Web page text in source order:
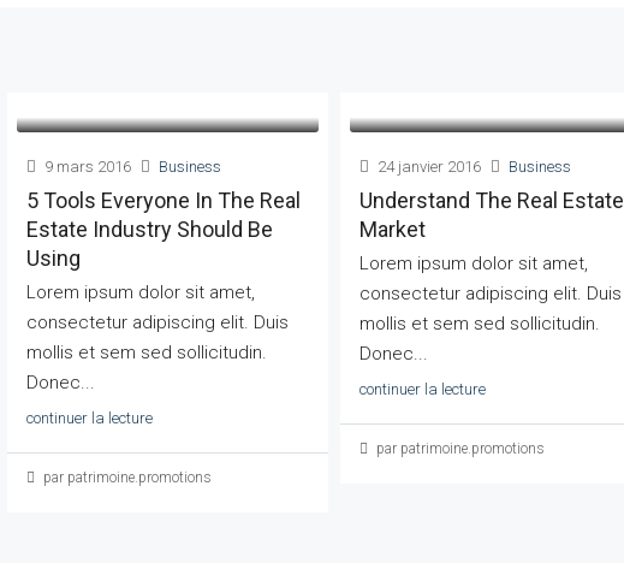
9 mars 2016 Business
5 Tools Everyone In The Real
Estate Industry Should Be
Using
Lorem ipsum dolor sit amet,
consectetur adipiscing elit. Duis
mollis et sem sed sollicitudin.
Donec...
continuer la lecture
par patrimoine.promotions
24 janvier 2016 Business
Understand The Real Estate
Market
Lorem ipsum dolor sit amet,
consectetur adipiscing elit. Duis
mollis et sem sed sollicitudin.
Donec...
continuer la lecture
par patrimoine.promotions